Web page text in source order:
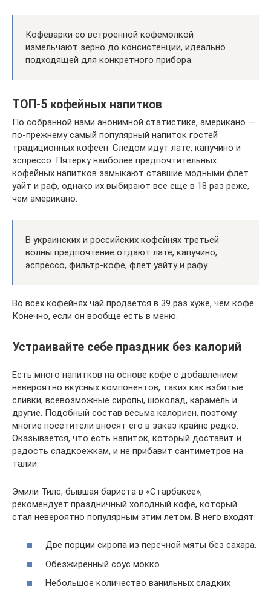
Кофеварки со встроенной кофемолкой
измельчают зерно до консистенции, идеально
подходящей для конкретного прибора.
ТОП-5 кофейных напитков
По собранной нами анонимной статистике, американо —
по-прежнему самый популярный напиток гостей
традиционных кофеен. Следом идут лате, капучино и
эспрессо. Пятерку наиболее предпочтительных
кофейных напитков замыкают ставшие модными флет
уайт и раф, однако их выбирают все еще в 18 раз реже,
чем американо.
В украинских и российских кофейнях третьей
волны предпочтение отдают лате, капучино,
эспрессо, фильтр-кофе, флет уайту и рафу.
Во всех кофейнях чай продается в 39 раз хуже, чем кофе.
Конечно, если он вообще есть в меню.
Устраивайте себе праздник без калорий
Есть много напитков на основе кофе с добавлением
невероятно вкусных компонентов, таких как взбитые
сливки, всевозможные сиропы, шоколад, карамель и
другие. Подобный состав весьма калориен, поэтому
многие посетители вносят его в заказ крайне редко.
Оказывается, что есть напиток, который доставит и
радость сладкоежкам, и не прибавит сантиметров на
талии.
Эмили Тилс, бывшая бариста в «Старбаксе»,
рекомендует праздничный холодный кофе, который
стал невероятно популярным этим летом. В него входят:
Две порции сиропа из перечной мяты без сахара.
Обезжиренный соус мокко.
Небольшое количество ванильных сладких